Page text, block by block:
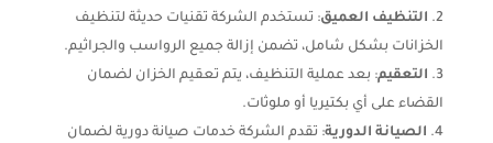
التنظيف العميق: تستخدم الشركة تقنيات حديثة لتنظيف
الخزانات بشكل شامل، تضمن إزالة جميع الرواسب والجراثيم.
التعقيم: بعد عملية التنظيف، يتم تعقيم الخزان لضمان
القضاء على أي بكتيريا أو ملوثات.
الصيانة الدورية: تقدم الشركة خدمات صيانة دورية لضمان